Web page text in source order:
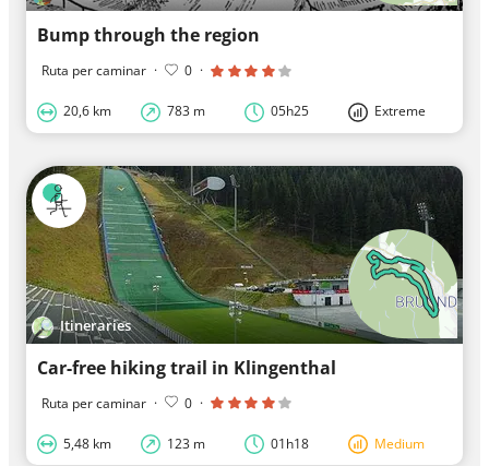
Bump through the region
Ruta per caminar · 0 ·
20,6 km 783 m 05h25 Extreme
Itineraries
Car-free hiking trail in Klingenthal
Ruta per caminar · 0 ·
5,48 km 123 m 01h18 Medium